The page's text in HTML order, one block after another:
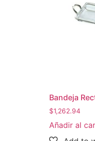
Bandeja
$1,262.94
Añadir al